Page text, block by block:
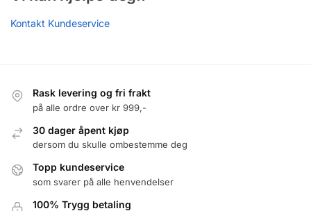
Kontakt Kundeservice
Rask levering og fri frakt
på alle ordre over kr 999,-
30 dager åpent kjøp
dersom du skulle ombestemme deg
Topp kundeservice
som svarer på alle henvendelser
100% Trygg betaling